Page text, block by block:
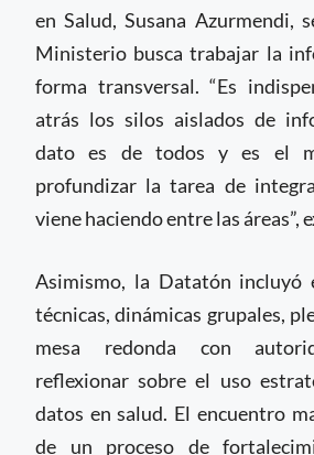
en Salud, Susana Azurmendi,
Ministerio busca trabajar la
forma transversal. “Es
atrás los silos aislados de
dato es de todos y es el
profundizar la tarea de
viene haciendo entre las áreas”,
Asimismo, la Datatón incluyó
técnicas, dinámicas grupales,
mesa redonda con
reflexionar sobre el uso
datos en salud. El encuentro
de un proceso de